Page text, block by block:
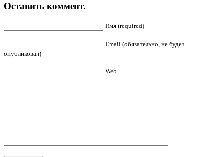
Оставить коммент.
Имя (required)
Email (обязательно, не будет
опубликован)
Web